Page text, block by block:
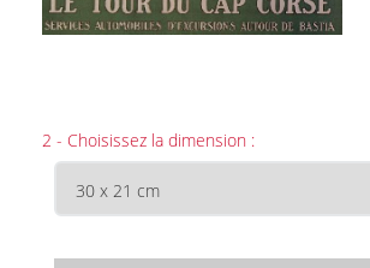
2 - Choisissez la dimension :